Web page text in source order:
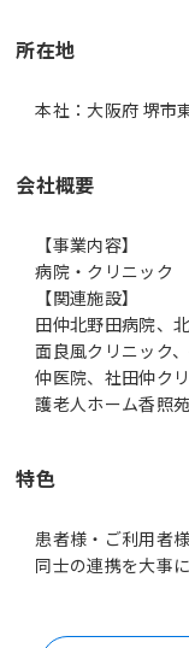
所在地
本社：大阪府 堺市
会社概要
【事業内容】
病院・クリニック
【関連施設】
田仲北野田病院、
面良風クリニック
仲医院、社田仲ク
護老人ホーム香照
特色
患者様・ご利用者
同士の連携を大事